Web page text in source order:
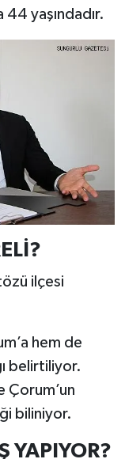
44 yaşındadır.
ilçesi
hem de
belirtiliyor.
Çorum’un
biliniyor.
YAPIYOR?